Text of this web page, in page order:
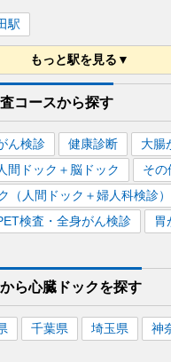
駅
もっと駅を見る▼
駅
コースから探す
ん検診 健康診断
大腸
間ドック＋脳ドック
その
（人間ドック＋婦人科検診）
検査・全身がん検診
胃
から心臓ドックを探す
千葉県 埼玉県
神